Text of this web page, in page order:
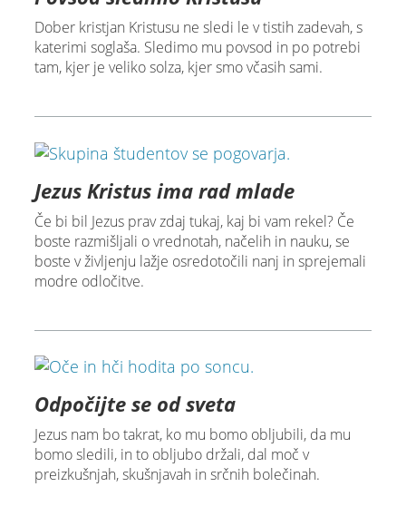
Dober kristjan Kristusu ne sledi le v tistih zadevah, s
katerimi soglaša. Sledimo mu povsod in po potrebi
tam, kjer je veliko solza, kjer smo včasih sami.
Jezus Kristus ima rad mlade
Če bi bil Jezus prav zdaj tukaj, kaj bi vam rekel? Če
boste razmišljali o vrednotah, načelih in nauku, se
boste v življenju lažje osredotočili nanj in sprejemali
modre odločitve.
Odpočijte se od sveta
Jezus nam bo takrat, ko mu bomo obljubili, da mu
bomo sledili, in to obljubo držali, dal moč v
preizkušnjah, skušnjavah in srčnih bolečinah.